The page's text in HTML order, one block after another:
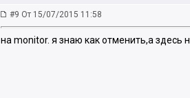
#9 От 15/07/2015 11:58
на monitor. я знаю как отменить,а